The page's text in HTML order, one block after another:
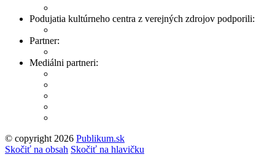
Podujatia kultúrneho centra z verejných zdrojov podporili:
Partner:
Mediálni partneri:
© copyright 2026 Publikum.sk
Tvorba stránok: Enjoy
Skočiť na obsah Skočiť na hlavičku